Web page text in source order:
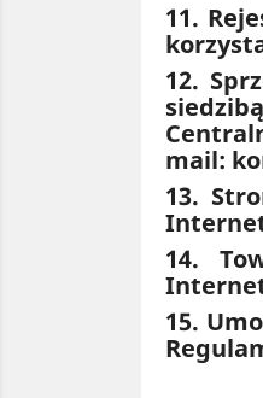
11.
12.
mail:
13.
14.
15.